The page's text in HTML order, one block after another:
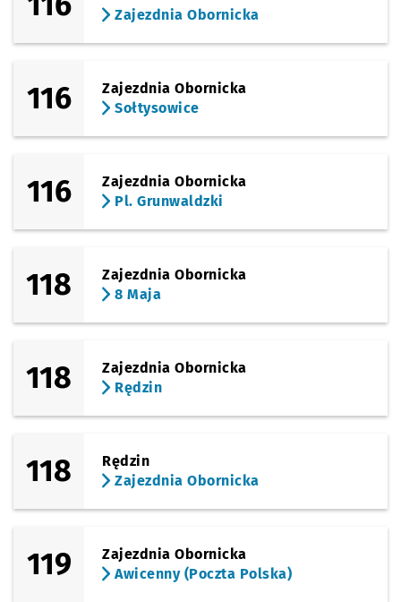
Zajezdnia Obornicka
116
Zajezdnia Obornicka
Sołtysowice
116
Zajezdnia Obornicka
Pl. Grunwaldzki
118
Zajezdnia Obornicka
8 Maja
118
Zajezdnia Obornicka
Rędzin
118
Rędzin
Zajezdnia Obornicka
119
Zajezdnia Obornicka
Awicenny (Poczta Polska)